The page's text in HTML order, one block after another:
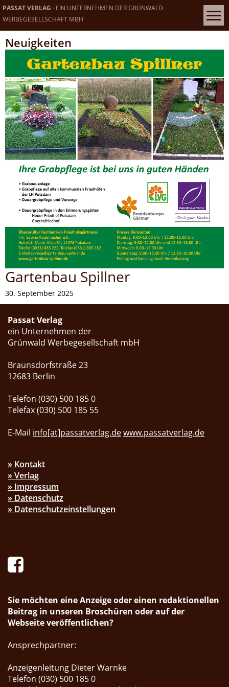
PASSAT VERLAG · EIN UNTERNEHMEN DER GRÜNWALD
WERBEGESELLSCHAFT MBH
Neuigkeiten
Gartenbau Spillner
30. September 2025
Passat Verlag
ein Unternehmen der
Grünwald Werbegesellschaft mbH
Braunsdorfstraße 23
12683 Berlin
Telefon (030) 500 185 0
Telefax (030) 500 185 55
E-Mail info[at]passatverlag.dewww.passatverlag.de
» Kontakt
» Verlag
» Impressum
» Datenschutz
» Datenschutzeinstellungen
Sie möchten eine Anzeige oder einen redaktionellen
Beitrag in unseren Broschüren oder auf der
Webseite veröffentlichen?
Ansprechpartner:
Anzeigenleitung Dieter Warnke
Telefon (030) 500 185 0